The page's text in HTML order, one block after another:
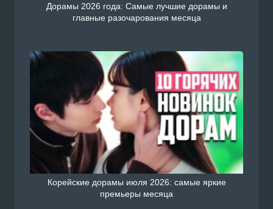
Дорамы 2026 года: Самые лучшие дорамы и
главные разочарования месяца
Корейские дорамы июля 2026: самые яркие
премьеры месяца